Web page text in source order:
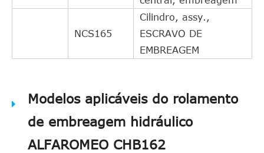
NCS165
Cilindro, assy.,
ESCRAVO DE
EMBREAGEM
Modelos aplicáveis do rolamento
de embreagem hidráulico
ALFAROMEO CHB162